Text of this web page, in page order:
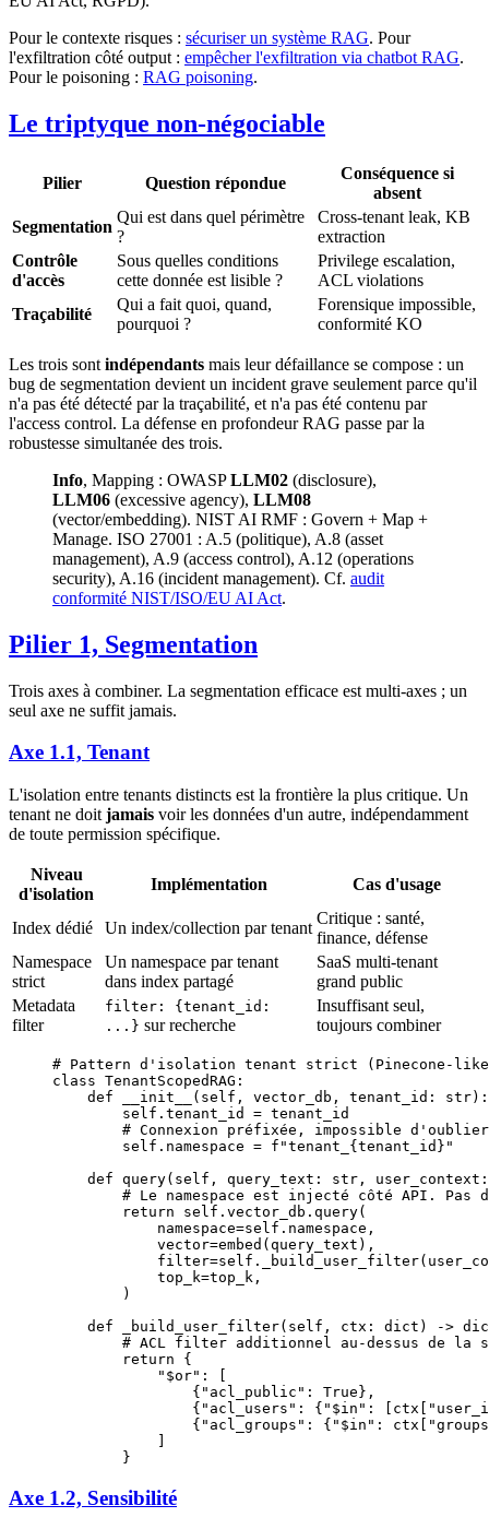
Pour le contexte risques : sécuriser un système RAG. Pour
l'exfiltration côté output : empêcher l'exfiltration via chatbot RAG.
Pour le poisoning : RAG poisoning.
Le triptyque non-négociable
Pilier Question répondue
Conséquence si
absent
Segmentation
Qui est dans quel périmètre
?
Cross-tenant leak, KB
extraction
Contrôle
d'accès
Sous quelles conditions
cette donnée est lisible ?
Privilege escalation,
ACL violations
Traçabilité
Qui a fait quoi, quand,
pourquoi ?
Forensique impossible,
conformité KO
Les trois sont indépendants mais leur défaillance se compose : un
bug de segmentation devient un incident grave seulement parce qu'il
n'a pas été détecté par la traçabilité, et n'a pas été contenu par
l'access control. La défense en profondeur RAG passe par la
robustesse simultanée des trois.
Info, Mapping : OWASPLLM02 (disclosure),
LLM06 (excessive agency), LLM08
(vector/embedding). NIST AI RMF : Govern + Map +
Manage. ISO 27001 : A.5 (politique), A.8 (asset
management), A.9 (access control), A.12 (operations
security), A.16 (incident management). Cf. audit
conformité NIST/ISO/EU AI Act.
Pilier 1, Segmentation
Trois axes à combiner. La segmentation efficace est multi-axes ; un
seul axe ne suffit jamais.
Axe 1.1, Tenant
L'isolation entre tenants distincts est la frontière la plus critique. Un
tenant ne doit jamais voir les données d'un autre, indépendamment
de toute permission spécifique.
Niveau
d'isolation
Implémentation Cas d'usage
Index dédié Un index/collection par tenant
Critique : santé,
finance, défense
Namespace
strict
Un namespace par tenant
dans index partagé
SaaS multi-tenant
grand public
Metadata
filter
filter: {tenant_id:
...} sur recherche
Insuffisant seul,
toujours combiner
# Pattern d'isolation tenant strict (Pinecone-
class TenantScopedRAG :
    def
__init__ (self, vector_db, tenant_id: str):
        self
.tenant_id = tenant_id
# Connexion préfixée, impossible
        self
.namespace = f "tenant_ { tenant_id } "
    def
query(self, query_text: str ,
# Le namespace est injecté côté API. Pas
        return
self .vector_db.query(
            namespace
=self .namespace,
            vector
=embed(query_text),
            filter
=self
            top_k
=top_k,
        )
    def
_build_user_filter(self, ctx: dict ) ->
# ACL filter additionnel au-dessus de la
        return
{
            "$or"
: [
                {
"acl_public" : True },
                {
"acl_users" : { "$in" : [ctx[
                {
"acl_groups" : { "$in" : ctx[
        }
Axe 1.2, Sensibilité